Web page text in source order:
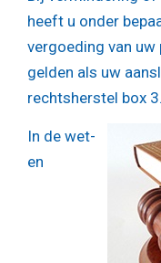
heeft u onder
vergoeding van
gelden als uw
rechtsherstel box 3.
In de wet-
en